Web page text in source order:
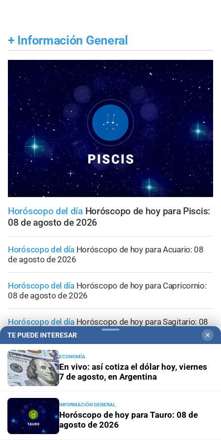
+ Información General
Horóscopo del día Horóscopo de hoy para Piscis:
08 de agosto de 2026
Horóscopo del día Horóscopo de hoy para Acuario: 08
de agosto de 2026
Horóscopo del día Horóscopo de hoy para Capricornio:
08 de agosto de 2026
Horóscopo del día Horóscopo de hoy para Sagitario: 08
de agosto de 2026
Horóscopo del díaHoróscopo de hoy para Escorpio: 08
de agosto de 2026
TE PUEDE INTERESAR ✕
ECONOMÍA
En vivo: así cotiza el dólar hoy, viernes
7 de agosto, en Argentina
INFORMACIÓN GENERAL
Horóscopo de hoy para Tauro: 08 de
agosto de 2026